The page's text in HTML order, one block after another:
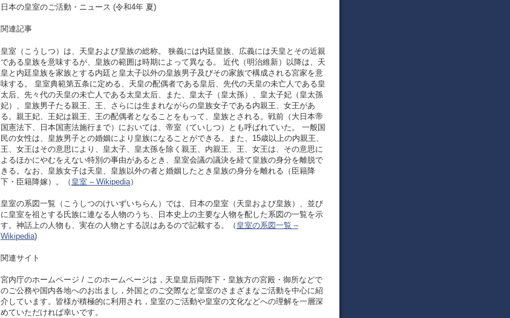
日本の皇室のご活動・ニュース (令和4年 夏)
関連記事
皇室（こうしつ）は、天皇および皇族の総称。 狭義には内廷皇族、広義には天皇とその近親
である皇族を意味するが、皇族の範囲は時期によって異なる。 近代（明治維新）以降は、天
皇と内廷皇族を家族とする内廷と皇太子以外の皇族男子及びその家族で構成される宮家を意
味する。 皇室典範第五条に定める、天皇の配偶者である皇后、先代の天皇の未亡人である皇
太后、先々代の天皇の未亡人である太皇太后、また、皇太子（皇太孫）、皇太子妃（皇太孫
妃）、皇族男子たる親王、王、さらには生まれながらの皇族女子である内親王、女王があ
る。親王妃、王妃は親王、王の配偶者となることをもって、皇族とされる。戦前（大日本帝
国憲法下、日本国憲法施行まで）においては、帝室（ていしつ）とも呼ばれていた。 一般国
民の女性は、皇族男子との婚姻により皇族になることができる。また、15歳以上の内親王、
王、女王はその意思により、皇太子、皇太孫を除く親王、内親王、王、女王は、その意思に
よるほかにやむをえない特別の事由があるとき、皇室会議の議決を経て皇族の身分を離脱で
きる。なお、皇族女子は天皇、皇族以外の者と婚姻したとき皇族の身分を離れる（臣籍降
下・臣籍降嫁）。（ 皇室 – Wikipedia）
皇室の系図一覧（こうしつのけいずいちらん）では、日本の皇室（天皇および皇族）、並び
に皇室を祖とする氏族に連なる人物のうち、日本史上の主要な人物を配した系図の一覧を示
す。神話上の人物も、実在の人物とする説はあるので記載する。（ 皇室の系図一覧 –
Wikipedia)
関連サイト
宮内庁のホームページ / このホームページは，天皇皇后両陛下・皇族方の宮殿・御所などで
のご公務や国内各地へのお出まし，外国とのご交際など皇室のさまざまなご活動を中心に紹
介しています。皆様が積極的に利用され，皇室のご活動や皇室の文化などへの理解を一層深
めていただければ幸いです。